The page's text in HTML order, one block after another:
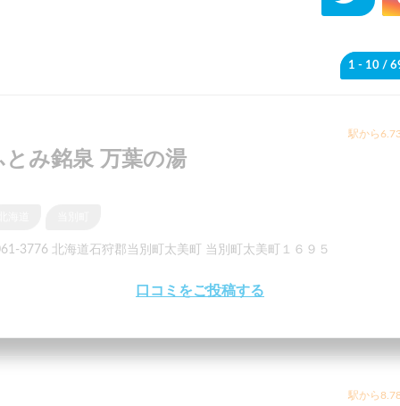
1 - 10 /
駅から
とみ銘泉 万葉の湯
3776 北海道石狩郡当別町太美町 当別町太美町１６９５
口コミをご投稿する
駅から